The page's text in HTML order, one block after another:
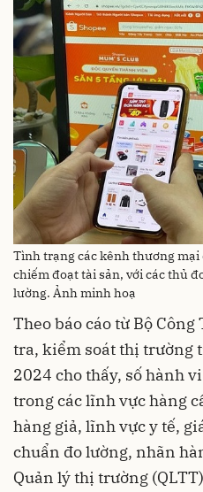
Tình trạng các kênh thương
chiếm đoạt tài sản, với các thủ
lường. Ảnh minh hoạ
Theo báo cáo từ Bộ
tra, kiểm soát thị trường
2024 cho thấy, số hành
trong các lĩnh vực hàng
hàng giả, lĩnh vực y tế,
chuẩn đo lường, nhãn
Quản lý thị trường